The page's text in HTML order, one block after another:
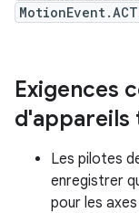
Exigences
d'appareils
Les pilotes
enregistrer
pour les